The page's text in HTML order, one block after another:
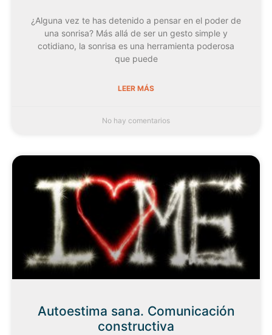
¿Alguna vez te has detenido a pensar en el poder de
una sonrisa? Más allá de ser un gesto simple y
cotidiano, la sonrisa es una herramienta poderosa
que puede
LEER MÁS
No hay comentarios
Autoestima sana. Comunicación
constructiva